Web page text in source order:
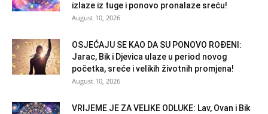
izlaze iz tuge i ponovo pronalaze sreću!
August 10, 2026
OSJEĆAJU SE KAO DA SU PONOVO ROĐENI:
Jarac, Bik i Djevica ulaze u period novog
početka, sreće i velikih životnih promjena!
August 10, 2026
VRIJEME JE ZA VELIKE ODLUKE: Lav, Ovan i Bik